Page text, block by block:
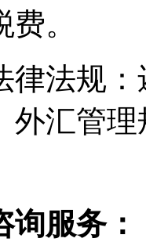
。
法规：
外汇管
服务：